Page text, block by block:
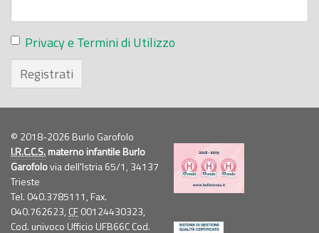
Privacy e Termini di Utilizzo
Registrati
© 2018-2026 Burlo Garofolo
I.R.C.C.S.materno infantile Burlo
Garofolovia dell'Istria 65/1, 34137
Trieste
Tel. 040.3785111, Fax.
040.762623, CF00124430323,
Cod. univoco Ufficio UFB66C Cod.